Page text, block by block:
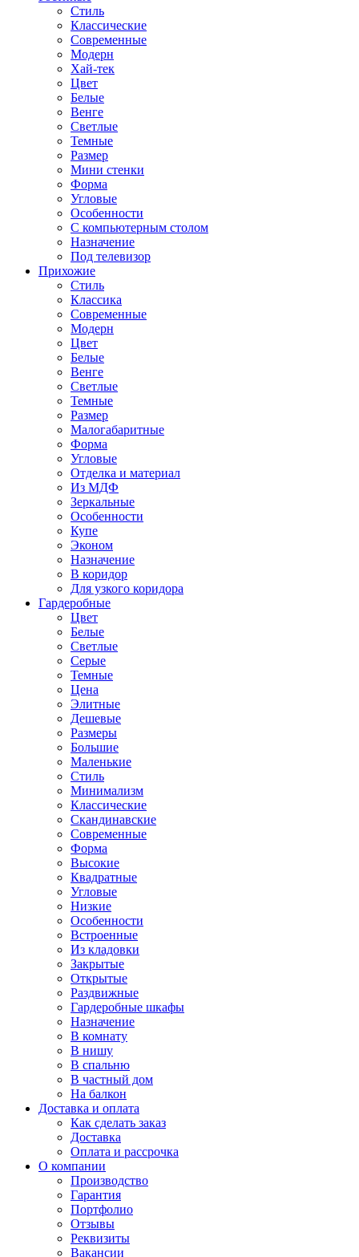
Стиль
Классические
Современные
Модерн
Хай-тек
Цвет
Белые
Венге
Светлые
Темные
Размер
Мини стенки
Форма
Угловые
Особенности
С компьютерным столом
Назначение
Под телевизор
Прихожие
Стиль
Классика
Современные
Модерн
Цвет
Белые
Венге
Светлые
Темные
Размер
Малогабаритные
Форма
Угловые
Отделка и материал
Из МДФ
Зеркальные
Особенности
Купе
Эконом
Назначение
В коридор
Для узкого коридора
Гардеробные
Цвет
Белые
Светлые
Серые
Темные
Цена
Элитные
Дешевые
Размеры
Большие
Маленькие
Стиль
Минимализм
Классические
Скандинавские
Современные
Форма
Высокие
Квадратные
Угловые
Низкие
Особенности
Встроенные
Из кладовки
Закрытые
Открытые
Раздвижные
Гардеробные шкафы
Назначение
В комнату
В нишу
В спальню
В частный дом
На балкон
Доставка и оплата
Как сделать заказ
Доставка
Оплата и рассрочка
О компании
Производство
Гарантия
Портфолио
Отзывы
Реквизиты
Вакансии